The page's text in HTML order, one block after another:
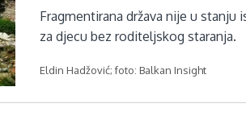
Fragmentirana država nije u
za djecu bez roditeljskog staranja.
Eldin Hadžović; foto: Balkan Insight